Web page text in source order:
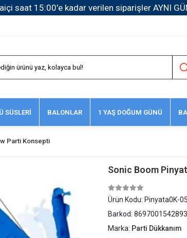
1500 TL ve Üzeri Kargo Ücretsiz!
SÜSLERİ BALONLAR 1 YAŞ DOĞUM GÜNÜ
Parti Konsepti
Sonic Boom
Ürün Kodu: Pinyata0K-05
Barkod: 8697001542893
Marka: Parti Dükkanım